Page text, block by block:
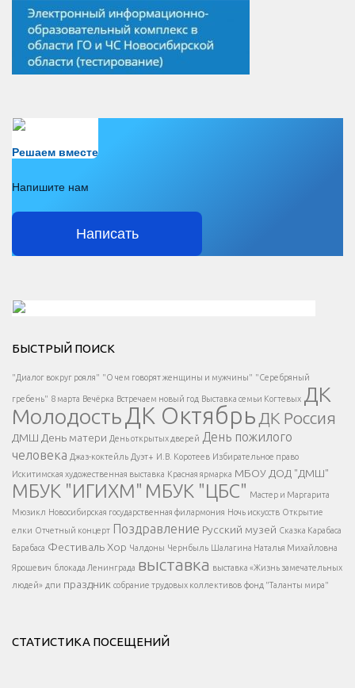
Решаем вместе
Напишите нам
Написать
Есть вопрос?
Напишите нам
</span >
Написать
</button >
</div >
</div > </div >
БЫСТРЫЙ ПОИСК
"Диалог вокруг рояля" "О чем говорят женщины и мужчины" "Серебряный
гребень" 8 марта Вечёрка Встречаем новый год Выставка семьи Когтевых ДК
МолодостьДК Октябрь ДК Россия
ДМШ День матери День открытых дверей День пожилого
человека Джаз-коктейль Дуэт+ И.В. Коротеев Избирательное право
Искитимская художественная выставка Красная ярмарка МБОУ ДОД "ДМШ"
МБУК "ИГИХМ" МБУК "ЦБС" Мастер и Маргарита
Мюзикл Новосибирская государственная филармония Ночь искусств Открытие
елки Отчетный концерт Поздравление Русский музей Сказка Карабаса
Барабаса Фестиваль Хор Чалдоны Чернбыль Шалагина Наталья Михайловна
Ярошевич блокада Ленинграда выставка выставка «Жизнь замечательных
людей» дпи праздник собрание трудовых коллективов фонд "Таланты мира"
СТАТИСТИКА ПОСЕЩЕНИЙ